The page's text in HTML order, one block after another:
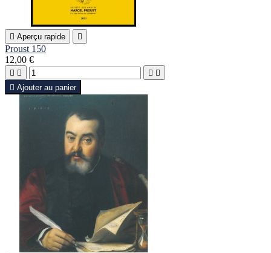
 Aperçu rapide 
Proust 150
12,00 €
   
 Ajouter au panier